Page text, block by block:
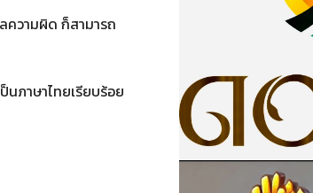
ความผิด ก็สามารถ
ภาษาไทยเรียบร้อย